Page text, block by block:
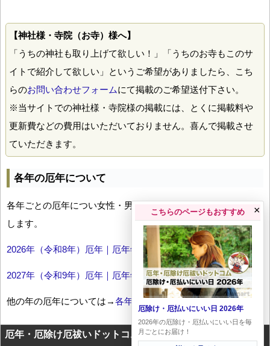
【神社様・寺院（お寺）様へ】
「うちの神社も取り上げて欲しい！」「うちのお寺もこのサ
イトで紹介して欲しい」というご希望がありましたら、こち
らのお問い合わせフォームにて掲載のご希望送付下さい。
※当サイトでの神社様・寺院様の掲載には、とくに掲載料や
更新費などの費用はいただいておりません。喜んで掲載させ
ていただきます。
各年の厄年について
各年ごとの厄年につい女性・男性の年齢早見表とともにお伝え
します。
2026年（令和8年）厄年｜厄年年齢早見表
2027年（令和9年）厄年｜厄年年齢早見表
他の年の厄年については→各年厄年一覧
厄年・厄除け厄祓いドットコムに掲載のテキスト・画像等コ
こちらのページもおすすめ
厄除け・厄払いにいい日 2026年
2026年の厄除け・厄払いにいい日を毎
月ごとにお届け！
×